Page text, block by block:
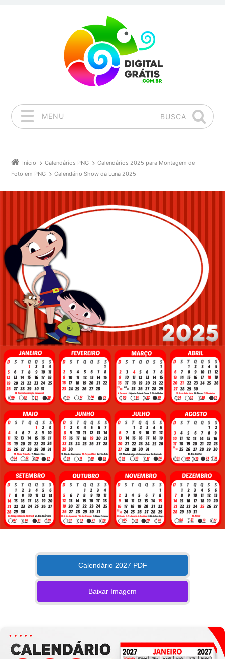
MENU BUSCA
Início Calendários PNG
Calendários 2025 para Montagem de
Foto em PNG
Calendário Show da Luna 2025
Calendário 2027 PDF
Baixar Imagem